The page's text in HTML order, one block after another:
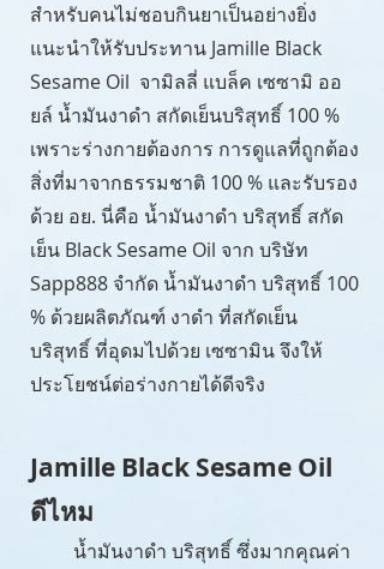
สำหรับคนไม่ชอบกินยาเป็นอย่างยิ่ง
แนะนำให้รับประทาน Jamille Black
Sesame Oil จามิลลี่ แบล็ค เซซามิ ออ
ยล์ น้ำมันงาดำ สกัดเย็นบริสุทธิ์ 100 %
เพราะร่างกายต้องการ การดูแลที่ถูกต้อง
สิ่งที่มาจากธรรมชาติ 100 % และรับรอง
ด้วย อย. นี่คือ น้ำมันงาดำ บริสุทธิ์ สกัด
เย็น Black Sesame Oil จาก บริษัท
Sapp888 จำกัด น้ำมันงาดำ บริสุทธิ์ 100
% ด้วยผลิตภัณฑ์ งาดำ ที่สกัดเย็น
บริสุทธิ์ ที่อุดมไปด้วย เซซามิน จึงให้
ประโยชน์ต่อร่างกายได้ดีจริง
Jamille Black Sesame Oil
ดีไหม
น้ำมันงาดำ บริสุทธิ์ ซึ่งมากคุณค่า